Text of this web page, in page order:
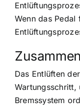
Wenn das Pedal
Das Entlüften
Wartungsschritt,
Bremssystem